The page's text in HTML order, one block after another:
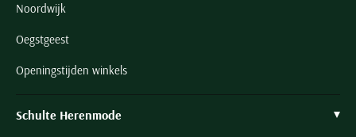
Noordwijk
Oegstgeest
Openingstijden winkels
Schulte Herenmode